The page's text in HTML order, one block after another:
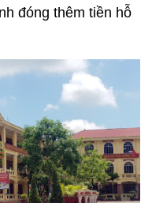
đóng thêm tiền hỗ